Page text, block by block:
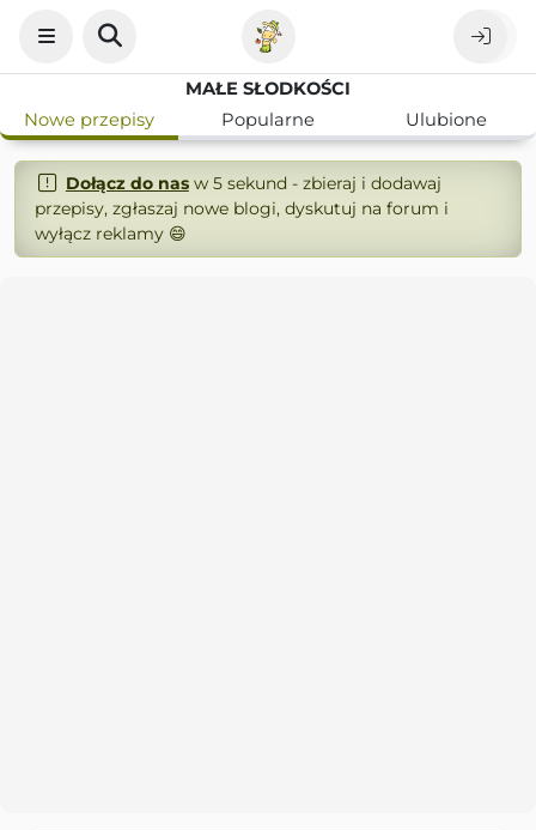
MAŁE SŁODKOŚCI
Nowe przepisy
Popularne Ulubione
Dołącz do nasw 5 sekund - zbieraj i dodawaj
przepisy, zgłaszaj nowe blogi, dyskutuj na forum i
wyłącz reklamy 😄